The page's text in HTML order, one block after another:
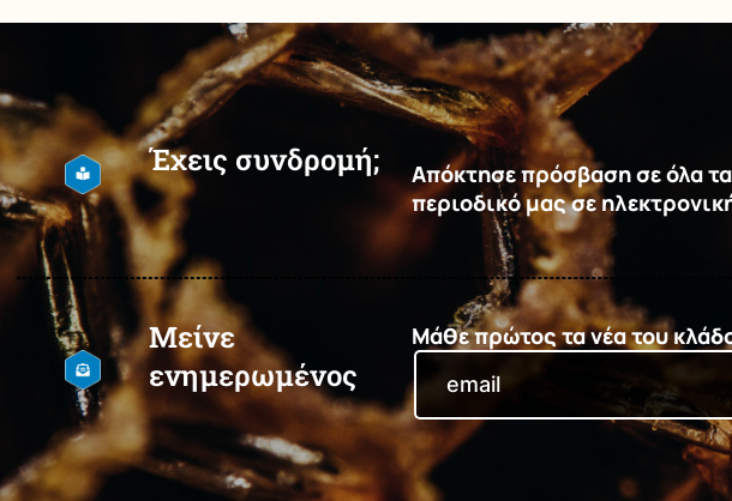
Έχεις συνδρομή;
Απόκτησε πρόσβαση σε όλα
περιοδικό μας σε
Μείνε
ενημερωμένος
Μάθε πρώτος τα νέα του